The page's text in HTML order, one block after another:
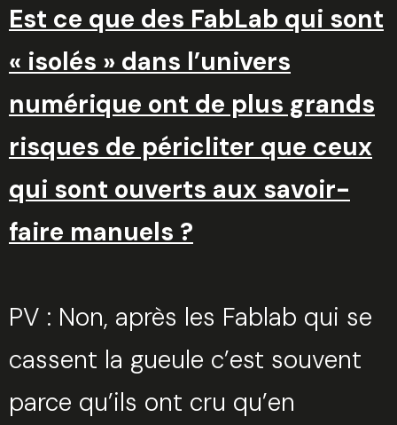
Est ce que des FabLab qui sont
« isolés » dans l’univers
numérique ont de plus grands
risques de péricliter que ceux
qui sont ouverts aux savoir-
faire manuels ?
PV : Non, après les Fablab qui se
cassent la gueule c’est souvent
parce qu’ils ont cru qu’en